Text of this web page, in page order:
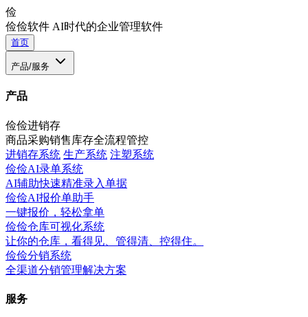
俭
俭俭软件 AI时代的企业管理软件
首页
产品/服务
产品
俭俭进销存
商品采购销售库存全流程管控
进销存系统 生产系统 注塑系统
俭俭AI录单系统
AI辅助快速精准录入单据
俭俭AI报价单助手
一键报价，轻松拿单
俭俭仓库可视化系统
让你的仓库，看得见、管得清、控得住。
俭俭分销系统
全渠道分销管理解决方案
服务